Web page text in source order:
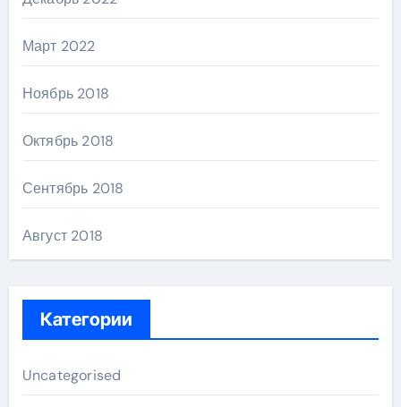
Март 2022
Ноябрь 2018
Октябрь 2018
Сентябрь 2018
Август 2018
Категории
Uncategorised